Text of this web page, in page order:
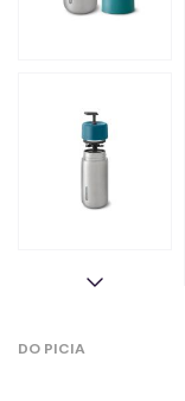
DO PICIA